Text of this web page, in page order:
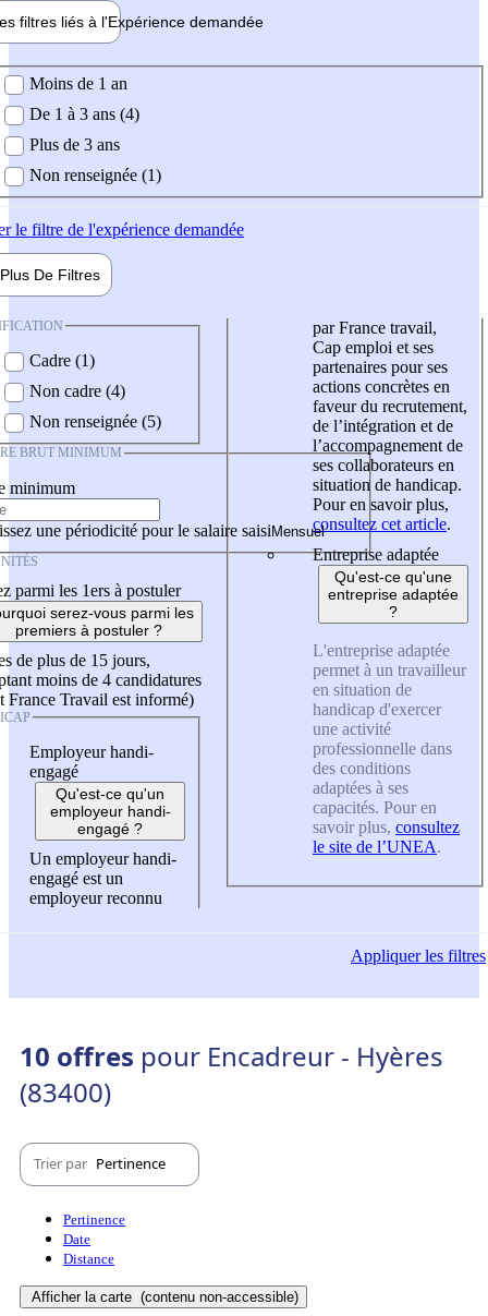
filtres liés à l'Expérience demandée
demandée
Moins de 1 an
De 1 à 3 ans (4)
Plus de 3 ans
Non renseignée (1)
le filtre de l'expérience demandée
Plus De Filtres
Cadre (1)
Non cadre (4)
Non renseignée (5)
BRUT MINIMUM
minimum
une périodicité pour le salaire saisi
parmi les 1ers à postuler
serez-vous parmi les
premiers à postuler ?
de plus de 15 jours,
moins de 4 candidatures
France Travail est informé)
Employeur handi-
engagé
Qu'est-ce qu'un
employeur handi-
engagé ?
Un employeur handi-
engagé est un
employeur reconnu
par France travail,
Cap emploi et ses
partenaires pour ses
actions concrètes en
faveur du recrutement,
de l’intégration et de
l’accompagnement de
ses collaborateurs en
situation de handicap.
Pour en savoir plus,
consultez cet article.
Entreprise adaptée
Qu'est-ce qu'une
entreprise adaptée
?
L'entreprise adaptée
permet à un travailleur
en situation de
handicap d'exercer
une activité
professionnelle dans
des conditions
adaptées à ses
capacités. Pour en
savoir plus, consultez
le site de l’UNEA.
Appliquerles filtres
10 offres pour Encadreur - Hyères
(83400)
Trier par Pertinence
Pertinence
Date
Distance
Afficher la carte (contenu non-accessible)